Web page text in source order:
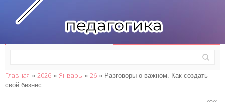
Главная » 2026 » Январь » 26 » Разговоры о важном. Как создать
свой бизнес